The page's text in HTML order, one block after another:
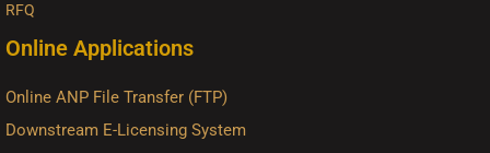
RFQ
Online Applications
Online ANP File Transfer (FTP)
Downstream E-Licensing System